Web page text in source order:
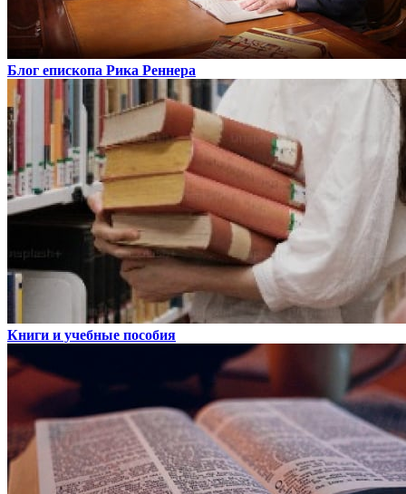
Блог епископа Рика Реннера
Книги и учебные пособия